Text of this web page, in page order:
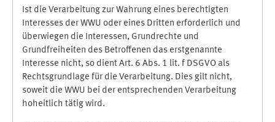
Ist die Verarbeitung zur Wahrung eines berechtigten
Interesses der WWU oder eines Dritten erforderlich und
überwiegen die Interessen, Grundrechte und
Grundfreiheiten des Betroffenen das erstgenannte
Interesse nicht, so dient Art. 6 Abs. 1 lit. f DSGVO als
Rechtsgrundlage für die Verarbeitung. Dies gilt nicht,
soweit die WWU bei der entsprechenden Verarbeitung
hoheitlich tätig wird.